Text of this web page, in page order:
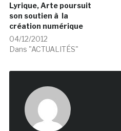
Lyrique, Arte poursuit
son soutien à la
création numérique
04/12/2012
Dans "ACTUALITÉS"